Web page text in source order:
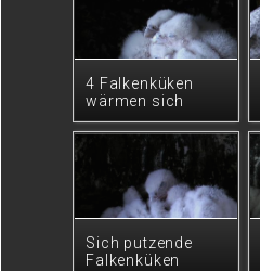
4 Falkenküken
wärmen sich
Sich putzende
Falkenküken